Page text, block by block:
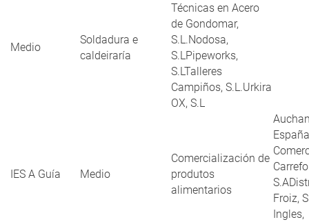
Medio
Soldadura e
caldeiraría
Técnicas en Acero
de Gondomar,
S.L.Nodosa,
S.LPipeworks,
S.LTalleres
Campiños, S.L.Urkira
OX, S.L
IES A Guía Medio
Comercialización de
produtos
alimentarios
Froiz,
Ingles,